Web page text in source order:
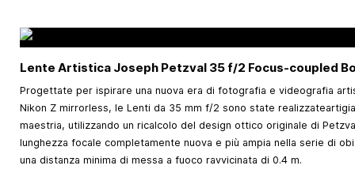
Lente Artistica Joseph Petzval 35 f/2 Focus-coupled
Progettate per ispirare una nuova era di fotografia e videografia
Nikon Z mirrorless, le Lenti da 35 mm f/2 sono state
maestria, utilizzando un ricalcolo del design ottico originale di
lunghezza focale completamente nuova e più ampia nella serie di
una distanza minima di messa a fuoco ravvicinata di 0.4 m.